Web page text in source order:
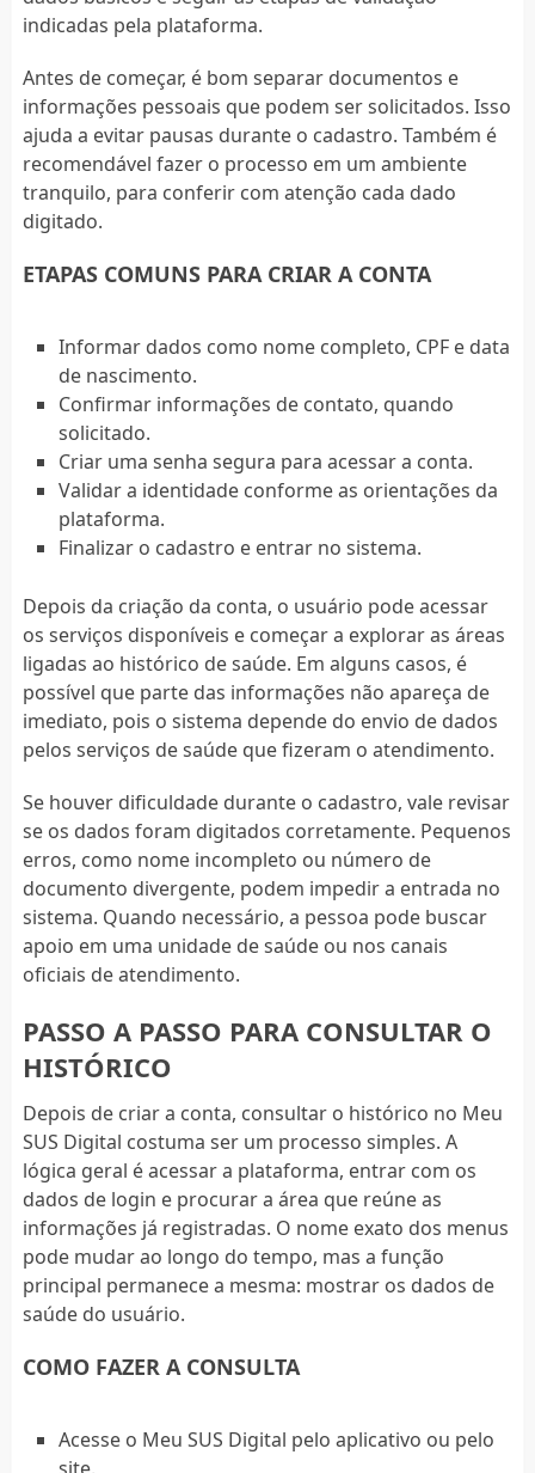
indicadas pela plataforma.
Antes de começar, é bom separar documentos e
informações pessoais que podem ser solicitados. Isso
ajuda a evitar pausas durante o cadastro. Também é
recomendável fazer o processo em um ambiente
tranquilo, para conferir com atenção cada dado
digitado.
ETAPAS COMUNS PARA CRIAR A CONTA
Informar dados como nome completo, CPF e data
de nascimento.
Confirmar informações de contato, quando
solicitado.
Criar uma senha segura para acessar a conta.
Validar a identidade conforme as orientações da
plataforma.
Finalizar o cadastro e entrar no sistema.
Depois da criação da conta, o usuário pode acessar
os serviços disponíveis e começar a explorar as áreas
ligadas ao histórico de saúde. Em alguns casos, é
possível que parte das informações não apareça de
imediato, pois o sistema depende do envio de dados
pelos serviços de saúde que fizeram o atendimento.
Se houver dificuldade durante o cadastro, vale revisar
se os dados foram digitados corretamente. Pequenos
erros, como nome incompleto ou número de
documento divergente, podem impedir a entrada no
sistema. Quando necessário, a pessoa pode buscar
apoio em uma unidade de saúde ou nos canais
oficiais de atendimento.
PASSO A PASSO PARA CONSULTAR O
HISTÓRICO
Depois de criar a conta, consultar o histórico no Meu
SUS Digital costuma ser um processo simples. A
lógica geral é acessar a plataforma, entrar com os
dados de login e procurar a área que reúne as
informações já registradas. O nome exato dos menus
pode mudar ao longo do tempo, mas a função
principal permanece a mesma: mostrar os dados de
saúde do usuário.
COMO FAZER A CONSULTA
Acesse o Meu SUS Digital pelo aplicativo ou pelo